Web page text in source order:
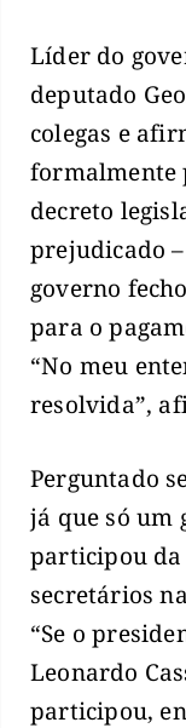
Líder do
deputado
colegas e
formalmente
decreto
prejudicado
governo
para o
“No meu
resolvida”,
Perguntado
já que só um
participou da
secretários
“Se o
Leonardo
participou,